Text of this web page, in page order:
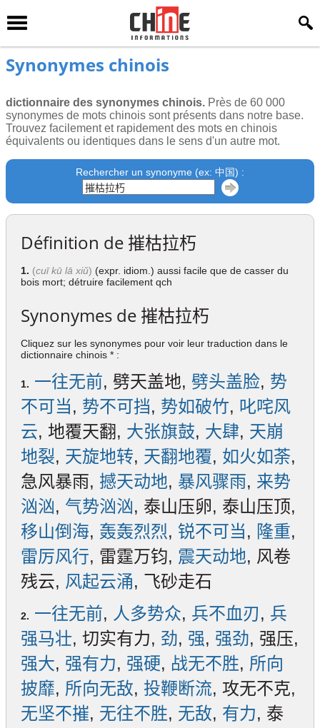
Synonymes chinois
dictionnaire des synonymes chinois. Près de 60 000
synonymes de mots chinois sont présents dans notre base.
Trouvez facilement et rapidement des mots en chinois
équivalents ou identiques dans le sens d'un autre mot.
Rechercher un synonyme (ex: 中国) :
Définition de 摧枯拉朽
1. (cuī kū lā xiǔ) (expr. idiom.) aussi facile que de casser du
bois mort; détruire facilement qch
Synonymes de 摧枯拉朽
Cliquez sur les synonymes pour voir leur traduction dans le
dictionnaire chinois * :
1. 一往无前, 劈天盖地, 劈头盖脸, 势
不可当, 势不可挡, 势如破竹, 叱咤风
云, 地覆天翻, 大张旗鼓, 大肆, 天崩
地裂, 天旋地转, 天翻地覆, 如火如荼,
急风暴雨, 撼天动地, 暴风骤雨, 来势
汹汹, 气势汹汹, 泰山压卵, 泰山压顶,
移山倒海, 轰轰烈烈, 锐不可当, 隆重,
雷厉风行, 雷霆万钧, 震天动地, 风卷
残云, 风起云涌, 飞砂走石
2. 一往无前, 人多势众, 兵不血刃, 兵
强马壮, 切实有力, 劲, 强, 强劲, 强压,
强大, 强有力, 强硬, 战无不胜, 所向
披靡, 所向无敌, 投鞭断流, 攻无不克,
无坚不摧, 无往不胜, 无敌, 有力, 泰